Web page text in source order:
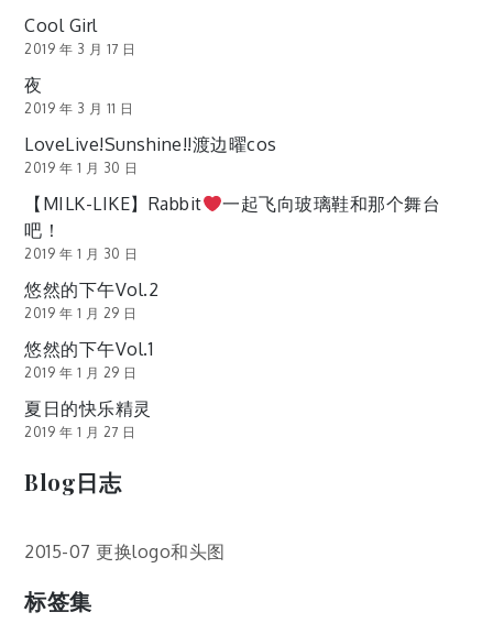
Cool Girl
2019 年 3 月 17 日
夜
2019 年 3 月 11 日
LoveLive!Sunshine!!渡边曜cos
2019 年 1 月 30 日
【MILK-LIKE】Rabbit
一起飞向玻璃鞋和那个舞台
吧！
2019 年 1 月 30 日
悠然的下午Vol.2
2019 年 1 月 29 日
悠然的下午Vol.1
2019 年 1 月 29 日
夏日的快乐精灵
2019 年 1 月 27 日
Blog日志
2015-07 更换logo和头图
标签集